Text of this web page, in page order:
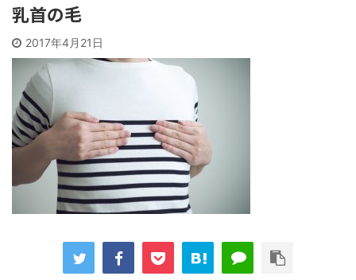
乳首の毛
2017年4月21日